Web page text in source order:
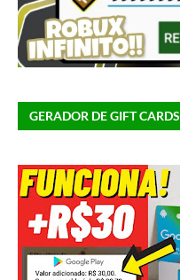
GERADOR DE GIFT CARDS